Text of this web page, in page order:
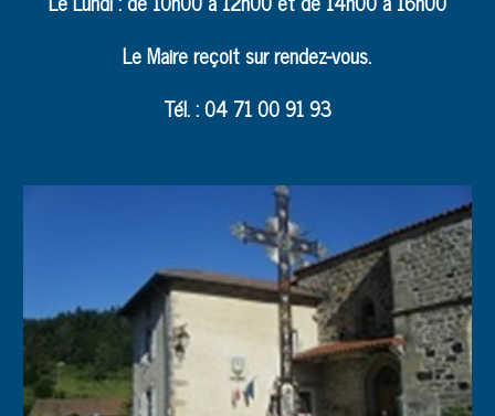
Le Maire reçoit sur rendez-vous.
Tél. : 04 71 00 91 93